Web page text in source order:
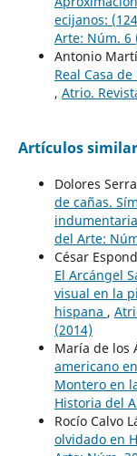
ecijanos:
Arte: Núm. 6
Antonio
Real Casa
, Atrio.
Artículos
Dolores
de cañas.
indumentaria
del Arte:
César
El Arcángel
visual en la
hispana ,
(2014)
María de los
americano
Montero en
Historia del
Rocío Calvo
olvidado en